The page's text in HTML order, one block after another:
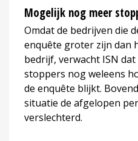
Mogelijk nog meer
Omdat de bedrijven die
enquête groter zijn dan
bedrijf, verwacht ISN
stoppers nog weleens
de enquête blijkt.
situatie de afgelopen
verslechterd.